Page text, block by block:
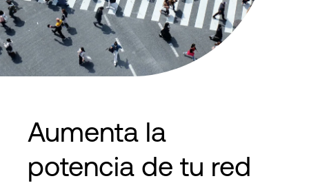
Aumenta la
potencia de tu red